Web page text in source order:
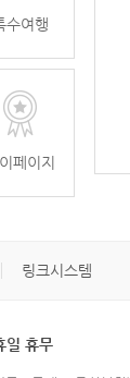
수여행
페이지
링크시스템
일 휴무